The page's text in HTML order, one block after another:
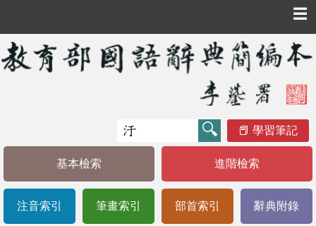
☰
學習筆記
基本檢索 進階檢索
注音索引 筆畫索引 部首索引 辭典附錄